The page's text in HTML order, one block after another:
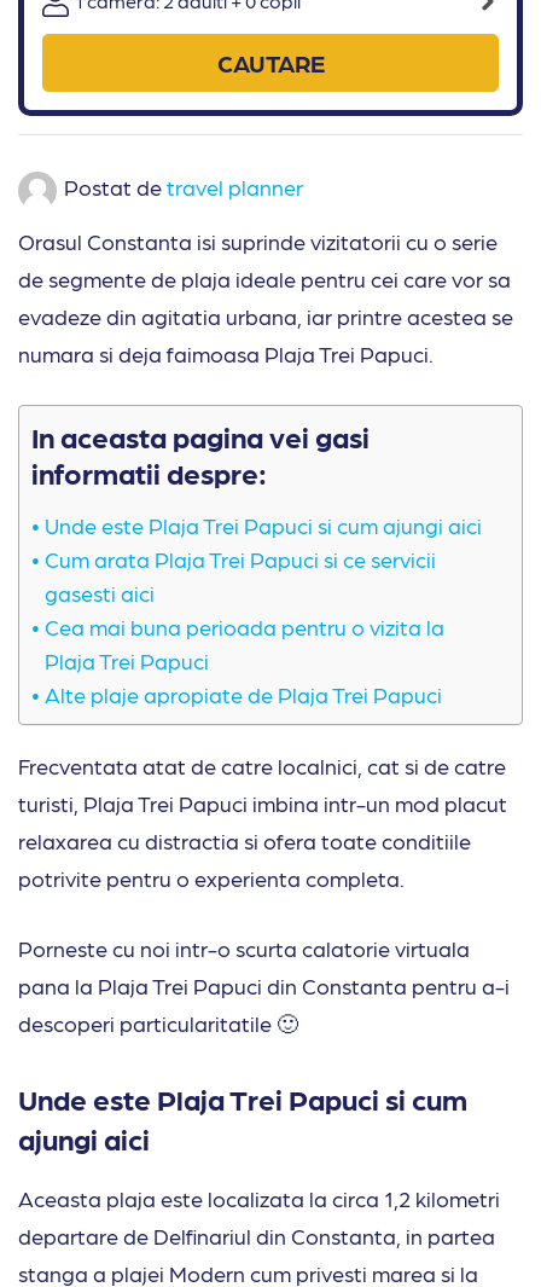
CAUTARE
Postat detravel planner
Orasul Constanta isi suprinde vizitatorii cu o serie
de segmente de plaja ideale pentru cei care vor sa
evadeze din agitatia urbana, iar printre acestea se
numara si deja faimoasa Plaja Trei Papuci.
In aceasta pagina vei gasi
informatii despre:
Unde este Plaja Trei Papuci si cum ajungi aici
Cum arata Plaja Trei Papuci si ce servicii
gasesti aici
Cea mai buna perioada pentru o vizita la
Plaja Trei Papuci
Alte plaje apropiate de Plaja Trei Papuci
Frecventata atat de catre localnici, cat si de catre
turisti, Plaja Trei Papuci imbina intr-un mod placut
relaxarea cu distractia si ofera toate conditiile
potrivite pentru o experienta completa.
Porneste cu noi intr-o scurta calatorie virtuala
pana la Plaja Trei Papuci din Constanta pentru a-i
descoperi particularitatile 🙂
Unde este Plaja Trei Papuci si cum
ajungi aici
Aceasta plaja este localizata la circa 1,2 kilometri
departare de Delfinariul din Constanta, in partea
stanga a plajei Modern cum privesti marea si la